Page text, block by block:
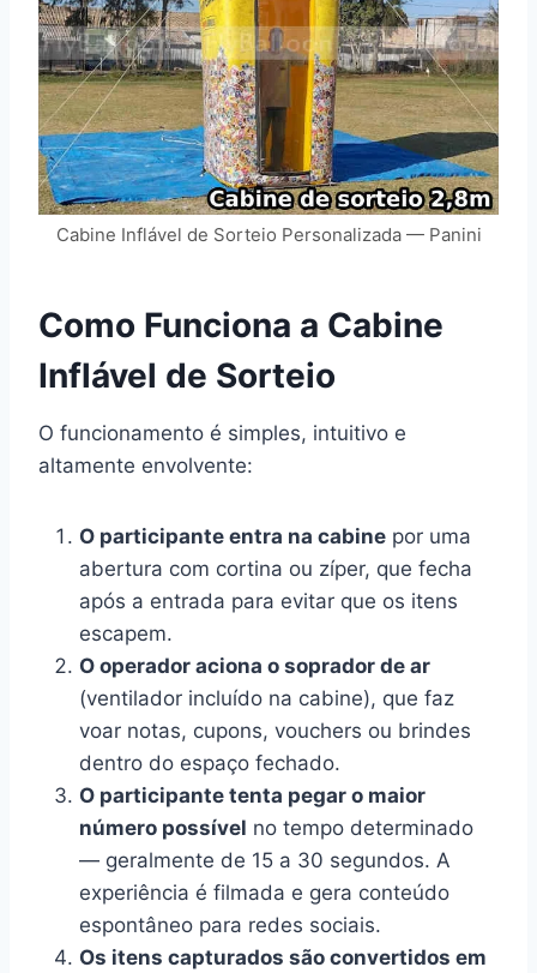
Cabine Inflável de Sorteio Personalizada — Panini
Como Funciona a Cabine
Inflável de Sorteio
O funcionamento é simples, intuitivo e
altamente envolvente:
O participante entra na cabine por uma
abertura com cortina ou zíper, que fecha
após a entrada para evitar que os itens
escapem.
O operador aciona o soprador de ar
(ventilador incluído na cabine), que faz
voar notas, cupons, vouchers ou brindes
dentro do espaço fechado.
O participante tenta pegar o maior
número possível no tempo determinado
— geralmente de 15 a 30 segundos. A
experiência é filmada e gera conteúdo
espontâneo para redes sociais.
Os itens capturados são convertidos em